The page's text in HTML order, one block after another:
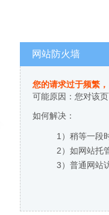
网站防火墙
您的请求过于频繁
可能原因：您对该
如何解决：
1）稍等一段
2）如网站托
3）普通网站